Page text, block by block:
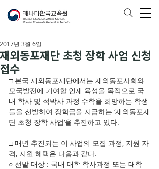
재외동포재단 초청 장학 사업 신청
접수
2017년 3월 6일
□ 본국 재외동포재단에서는 재외동포사회와
모국발전에 기여할 인재 육성을 목적으로 국
내 학사 및 석박사 과정 수학을 희망하는 학생
들을 선발하여 장학금을 지급하는 ‘재외동포재
단 초청 장학 사업’을 추진하고 있다.
□ 매년 추진되는 이 사업의 모집 과정, 지원 자
격, 지원 혜택은 다음과 같다.
○ 선발 대상 : 국내 대학 학사과정 또는 대학